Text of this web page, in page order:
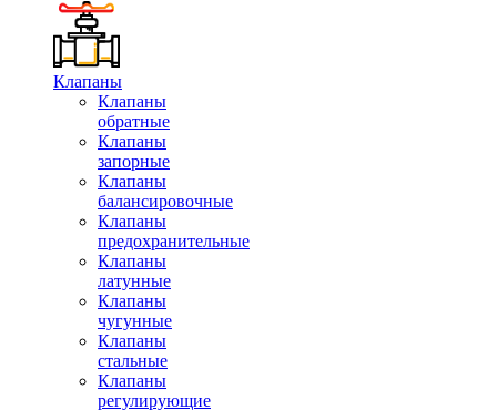
Клапаны
Клапаны
обратные
Клапаны
запорные
Клапаны
балансировочные
Клапаны
предохранительные
Клапаны
латунные
Клапаны
чугунные
Клапаны
стальные
Клапаны
регулирующие